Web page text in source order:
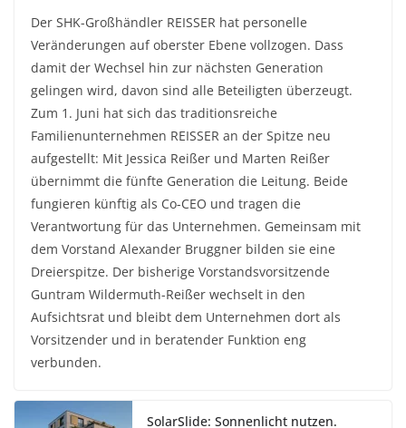
Der SHK-Großhändler REISSER hat personelle
Veränderungen auf oberster Ebene vollzogen. Dass
damit der Wechsel hin zur nächsten Generation
gelingen wird, davon sind alle Beteiligten überzeugt.
Zum 1. Juni hat sich das traditionsreiche
Familienunternehmen REISSER an der Spitze neu
aufgestellt: Mit Jessica Reißer und Marten Reißer
übernimmt die fünfte Generation die Leitung. Beide
fungieren künftig als Co-CEO und tragen die
Verantwortung für das Unternehmen. Gemeinsam mit
dem Vorstand Alexander Bruggner bilden sie eine
Dreierspitze. Der bisherige Vorstandsvorsitzende
Guntram Wildermuth-Reißer wechselt in den
Aufsichtsrat und bleibt dem Unternehmen dort als
Vorsitzender und in beratender Funktion eng
verbunden.
SolarSlide: Sonnenlicht nutzen.